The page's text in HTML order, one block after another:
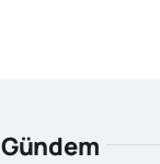
Gündem